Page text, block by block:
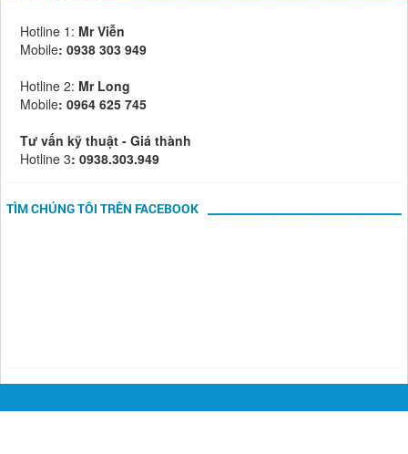
Hotline 1: Mr Viễn
Mobile: 0938 303 949
Hotline 2: Mr Long
Mobile: 0964 625 745
Tư vấn kỹ thuật - Giá thành
Hotline 3: 0938.303.949
TÌM CHÚNG TÔI TRÊN FACEBOOK